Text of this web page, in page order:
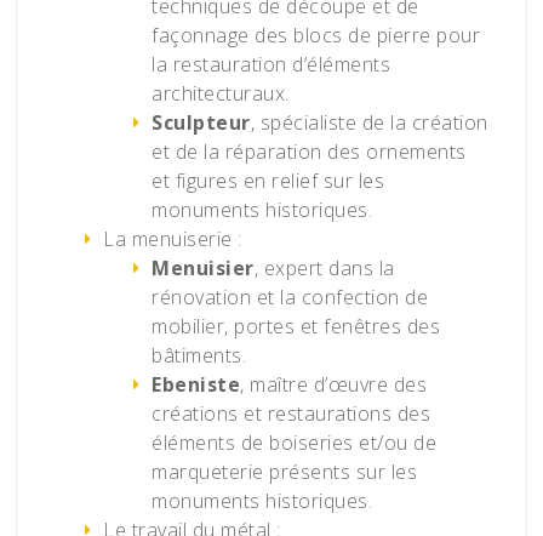
techniques de découpe et de
façonnage des blocs de pierre pour
la restauration d’éléments
architecturaux.
Sculpteur, spécialiste de la création
et de la réparation des ornements
et figures en relief sur les
monuments historiques.
La menuiserie :
Menuisier, expert dans la
rénovation et la confection de
mobilier, portes et fenêtres des
bâtiments.
Ebeniste, maître d’œuvre des
créations et restaurations des
éléments de boiseries et/ou de
marqueterie présents sur les
monuments historiques.
Le travail du métal :